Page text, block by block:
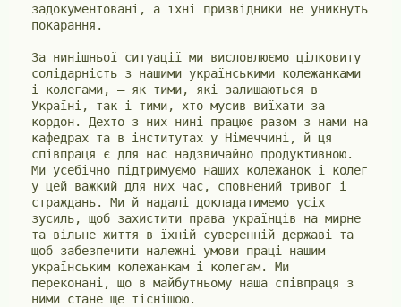
задокументовані, а їхні призвідники не уникнуть
покарання.
За нинішньої ситуації ми висловлюємо цілковиту
солідарність з нашими українськими колежанками
і колегами, – як тими, які залишаються в
Україні, так і тими, хто мусив виїхати за
кордон. Дехто з них нині працює разом з нами на
кафедрах та в інститутах у Німеччині, й ця
співпраця є для нас надзвичайно продуктивною.
Ми усебічно підтримуємо наших колежанок і колег
у цей важкий для них час, сповнений тривог і
страждань. Ми й надалі докладатимемо усіх
зусиль, щоб захистити права українців на мирне
та вільне життя в їхній суверенній державі та
щоб забезпечити належні умови праці нашим
українським колежанкам і колегам. Ми
переконані, що в майбутньому наша співпраця з
ними стане ще тіснішою.